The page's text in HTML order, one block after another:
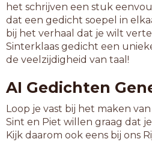
het schrijven een stuk
dat een gedicht soepel in
bij het verhaal dat je wilt
Sinterklaas gedicht een
de veelzijdigheid van taal!
AI Gedichten
Loop je vast bij het maken
Sint en Piet willen graag dat
Kijk daarom ook eens bij ons